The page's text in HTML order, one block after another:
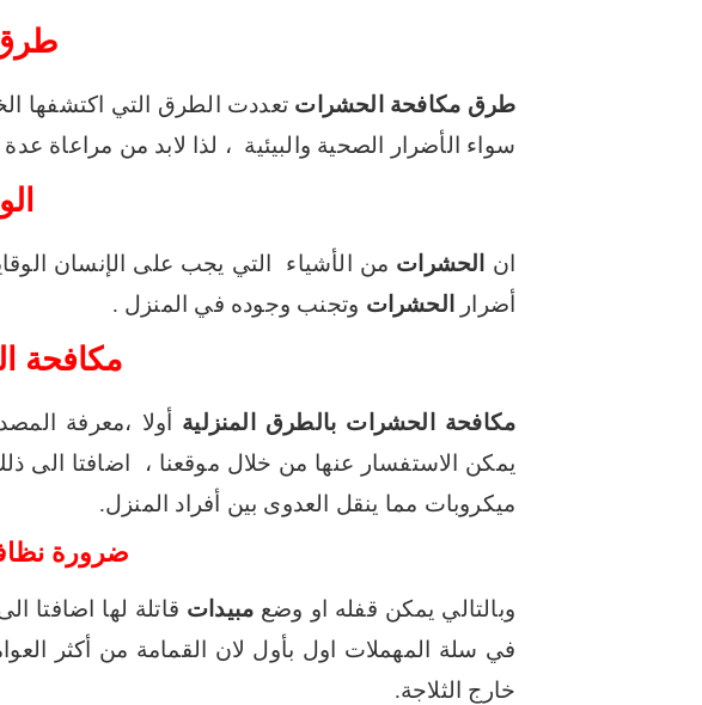
طرق مكافحة الحشرات تعددت الطرق التي اكتشفها
سواء الأضرار الصحية والبيئية ، لذا لابد من مراعاة
ان الحشرات من الأشياء التي يجب على الإنسان
أضرار
الحشرات وتجنب وجوده في المنزل .
مكافحة
مكافحة الحشرات بالطرق المنزلية أولا ،معرفة
يمكن الاستفسار عنها من خلال موقعنا ، اضافتا الى
ميكروبات مما ينقل العدوى بين أفراد المنزل.
ضرورة
وبالتالي يمكن قفله او وضع مبيدات قاتلة لها
في سلة المهملات اول بأول لان القمامة من أكثر
خارج الثلاجة.